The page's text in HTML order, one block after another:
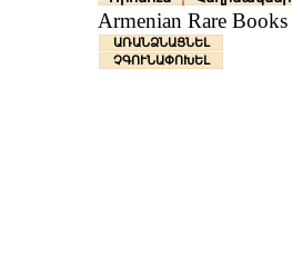
Armenian Rare Books
ԱՌԱՆՁՆԱՑՆԵԼ
ՉԳՈՒՆԱՓՈԽԵԼ